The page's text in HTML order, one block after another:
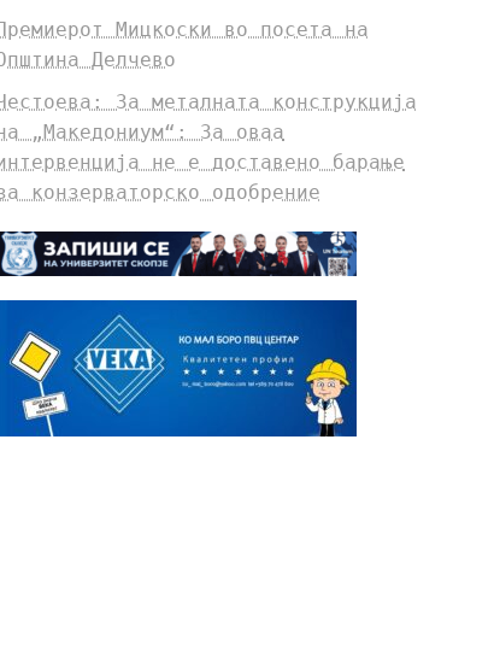
Мицкоски во посета на
Делчево
За металната конструкција
„Македониум“: За оваа
не е доставено барање
конзерваторско одобрение